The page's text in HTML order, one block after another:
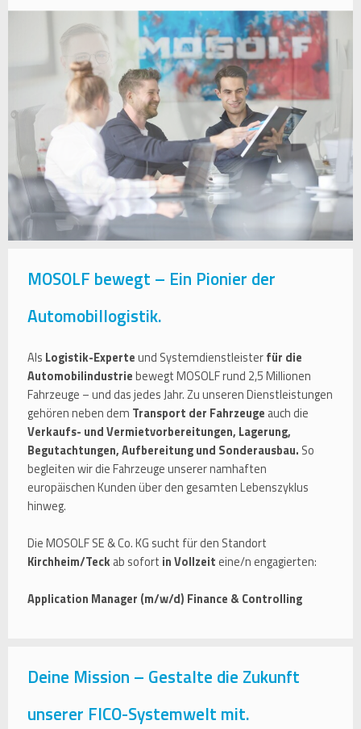
MOSOLF bewegt – Ein Pionier der
Automobillogistik.
Als Logistik-Experteund Systemdienstleisterfür die
Automobilindustriebewegt MOSOLF rund 2,5 Millionen
Fahrzeuge – und das jedes Jahr. Zu unseren Dienstleistungen
gehören neben dem Transport der Fahrzeuge auch die
Verkaufs- und Vermietvorbereitungen, Lagerung,
Begutachtungen, Aufbereitung und Sonderausbau. So
begleiten wir die Fahrzeuge unserer namhaften
europäischen Kunden über den gesamten Lebenszyklus
hinweg.
Die MOSOLF SE & Co. KG sucht für den Standort
Kirchheim/Teckab sofort in Vollzeit eine/n engagierten:
Application Manager (m/w/d) Finance & Controlling
Deine Mission – Gestalte die Zukunft
unserer FICO-Systemwelt mit.